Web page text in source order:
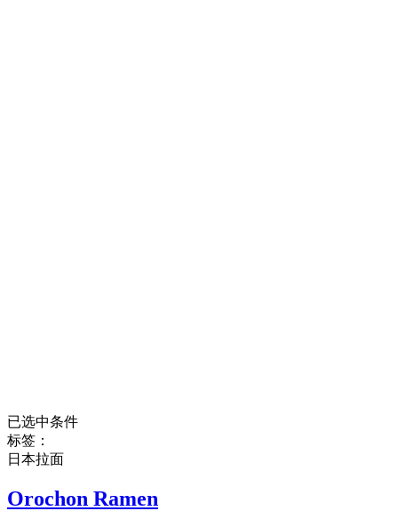
已选中条件
标签：
日本拉面
Orochon Ramen